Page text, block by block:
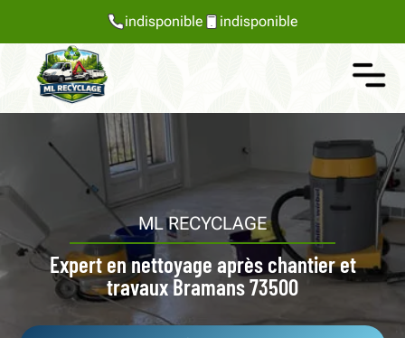
indisponible indisponible
ML RECYCLAGE
Expert en nettoyage après chantier et
travaux Bramans 73500